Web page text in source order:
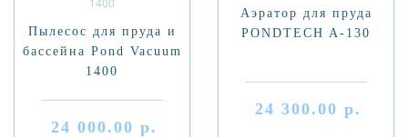
Пылесос для пруда и
бассейна Pond Vacuum
1400
24 000.00 р.
Аэратор для пруда
PONDTECH A-130
24 300.00 р.